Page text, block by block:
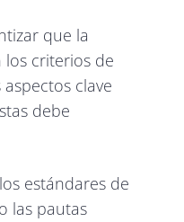
que la
criterios de
clave
debe
estándares de
las pautas